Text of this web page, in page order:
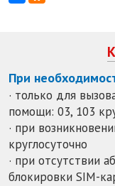
При
· только для
помощи: 03, 103
· при
круглосуточно
· при отсутствии
блокировки SIM-